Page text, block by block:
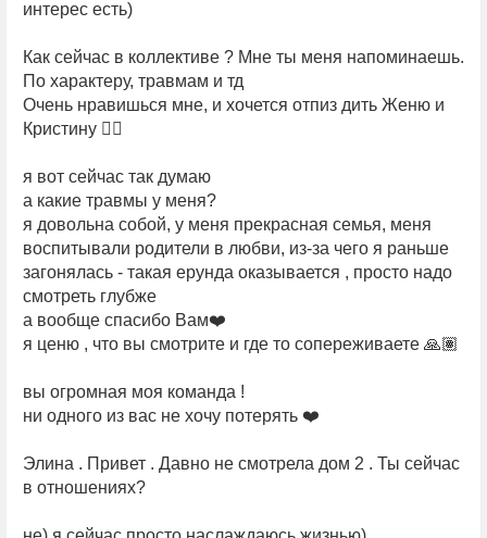
интерес есть)
Как сейчас в коллективе ? Мне ты меня напоминаешь.
По характеру, травмам и тд
Очень нравишься мне, и хочется отпиз дить Женю и
Кристину 🤦‍♀️
я вот сейчас так думаю
а какие травмы у меня?
я довольна собой, у меня прекрасная семья, меня
воспитывали родители в любви, из-за чего я раньше
загонялась - такая ерунда оказывается , просто надо
смотреть глубже
а вообще спасибо Вам❤️
я ценю , что вы смотрите и где то сопереживаете 🙏🏽
вы огромная моя команда !
ни одного из вас не хочу потерять ❤️
Элина . Привет . Давно не смотрела дом 2 . Ты сейчас
в отношениях?